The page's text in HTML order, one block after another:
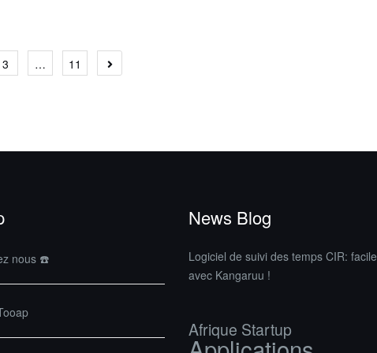
3 … 11
nous ☎️
News Blog
Logiciel de suivi des temps CIR: facile
avec Kangaruu !
Afrique Startup